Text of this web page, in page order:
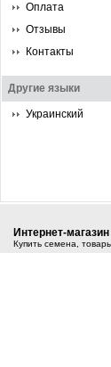
Оплата
Отзывы
Контакты
Другие языки
Украинский
Интернет-
Купить семена,